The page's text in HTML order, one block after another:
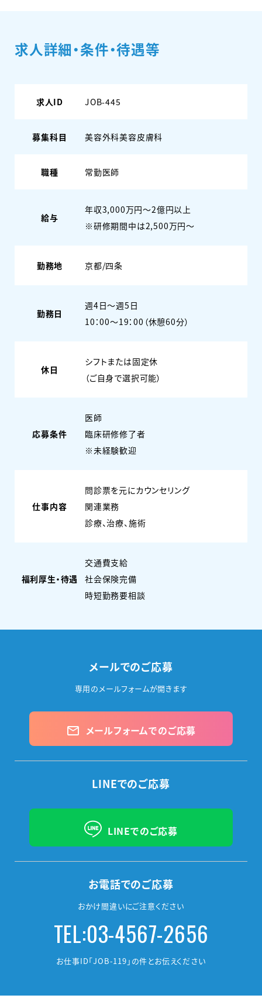
求人詳細・条件・待遇等
求人ID JOB-445
募集科目 美容外科美容皮膚科
職種 常勤医師
給与
年収3,000万円～2億円以上
※研修期間中は2,500万円～
勤務地 京都/四条
勤務日
週4日〜週5日
10：00～19：00（休憩60分）
休日
シフトまたは固定休
（ご自身で選択可能）
応募条件
医師
臨床研修修了者
※未経験歓迎
仕事内容
問診票を元にカウンセリング
関連業務
診療、治療、施術
福利厚生・待遇
交通費支給
社会保険完備
時短勤務要相談
メールでのご応募
専用のメールフォームが開きます
mail_outline メールフォームでのご応募
LINEでのご応募
LINEでのご応募
お電話でのご応募
おかけ間違いにご注意ください
TEL:03-4567-2656
お仕事ID「JOB-119」の件とお伝えください